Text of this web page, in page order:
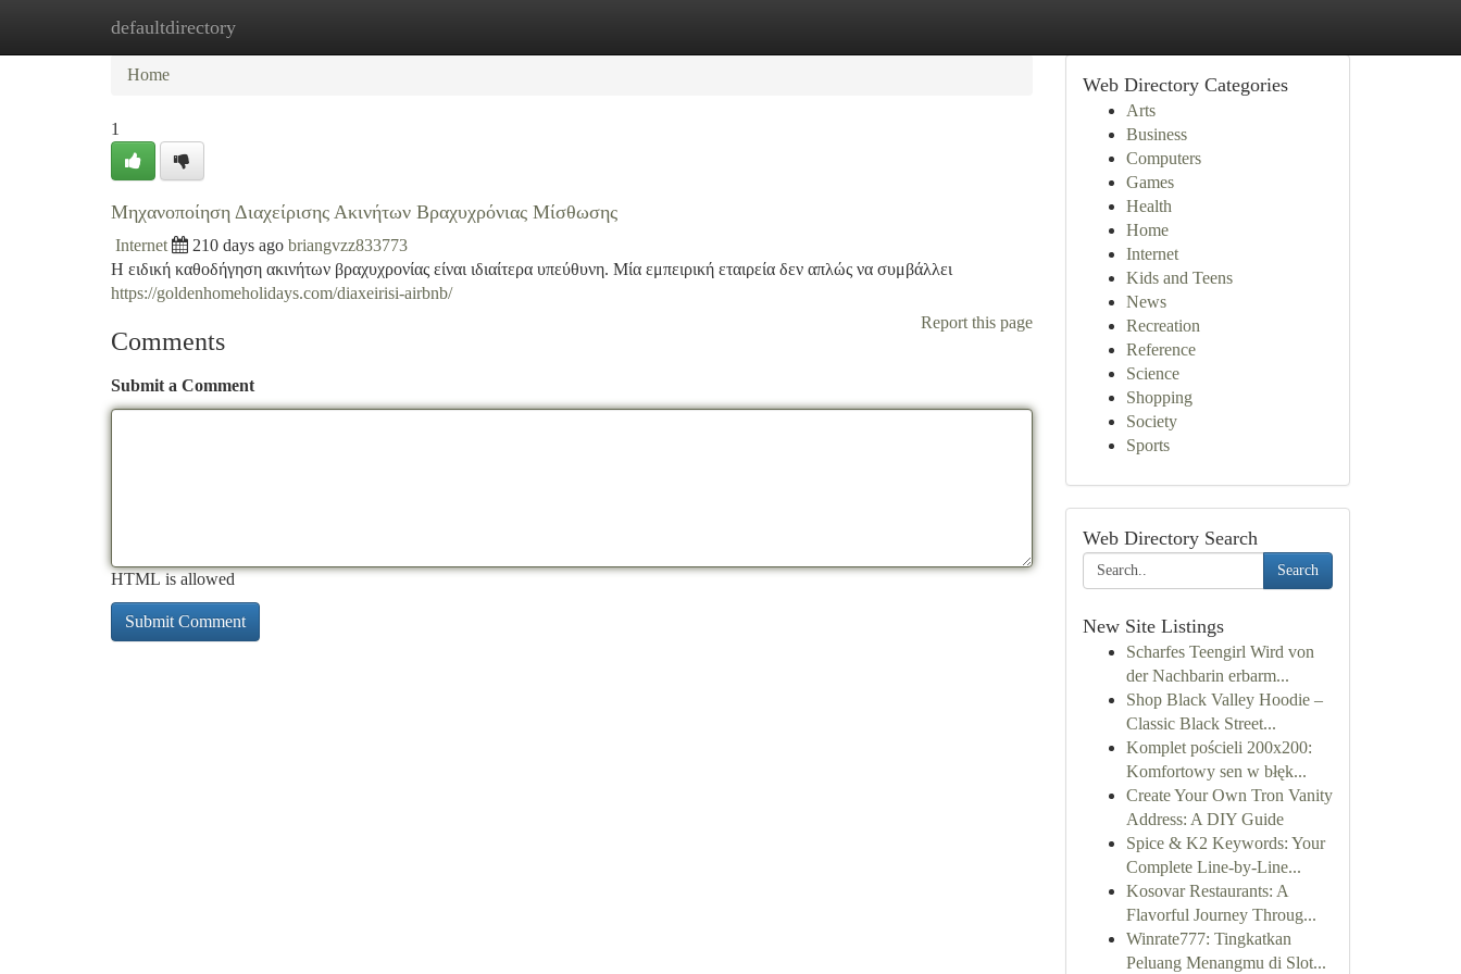
defaultdirectory
Home New Site Listings
Home
1
Μηχανοποίηση Διαχείρισης Ακινήτων Βραχυχρόνιας Μίσθωσης
Internet 210 days ago briangvzz833773
Η ειδική καθοδήγηση ακινήτων βραχυχρονίας είναι ιδιαίτερα υπεύθυνη. Μία εμπειρική εταιρεία δεν απλώς να συμβάλλει
https://goldenhomeholidays.com/diaxeirisi-airbnb/
Report this page
Comments
Submit a Comment
HTML is allowed
Web Directory Categories
Arts
Business
Computers
Games
Health
Home
Internet
Kids and Teens
News
Recreation
Reference
Science
Shopping
Society
Sports
Web Directory Search
Search
New Site Listings
Scharfes Teengirl Wird von
der Nachbarin erbarm...
Shop Black Valley Hoodie –
Classic Black Street...
Komplet pościeli 200x200:
Komfortowy sen w błęk...
Create Your Own Tron Vanity
Address: A DIY Guide
Spice & K2 Keywords: Your
Complete Line-by-Line...
Kosovar Restaurants: A
Flavorful Journey Throug...
Winrate777: Tingkatkan
Peluang Menangmu di Slot...